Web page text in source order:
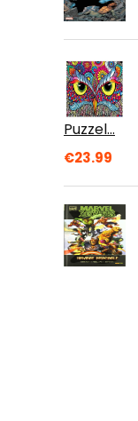
Puzzel…
€23.99